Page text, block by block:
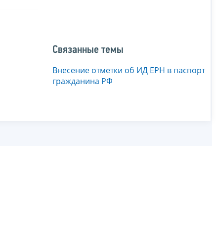
Связанные темы
Внесение отметки об ИД ЕРН в паспорт
гражданина РФ